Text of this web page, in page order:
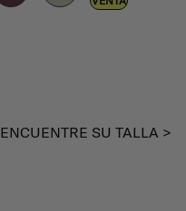
ENCUENTRE SU TALLA >